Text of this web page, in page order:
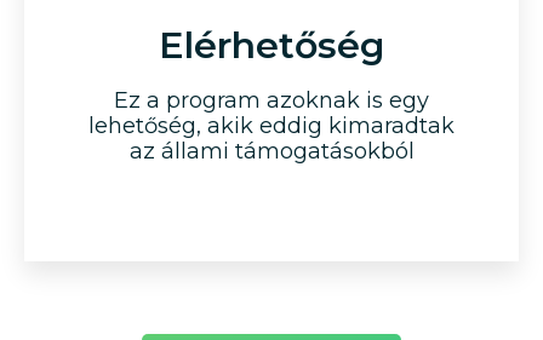
Elérhetőség
Ez a program azoknak is egy
lehetőség, akik eddig kimaradtak
az állami támogatásokból